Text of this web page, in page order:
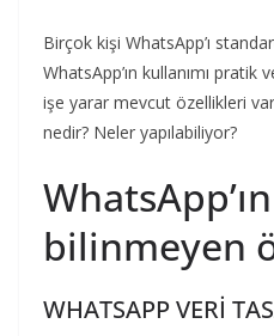
Birçok kişi WhatsApp’ı
WhatsApp’ın kullanımı pratik
işe yarar mevcut özellikleri
nedir? Neler yapılabiliyor?
bilinmeyen
WHATSAPP VERİ